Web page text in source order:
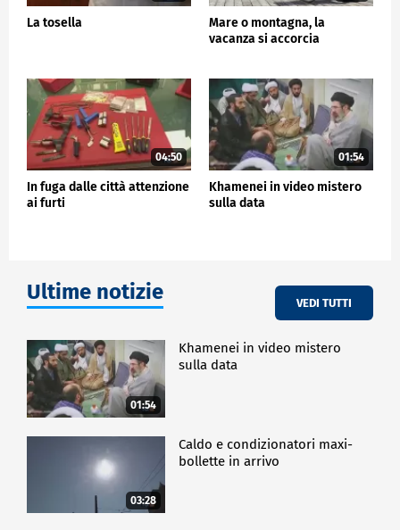
La tosella
Mare o montagna, la
vacanza si accorcia
04:50
In fuga dalle città attenzione
ai furti
01:54
Khamenei in video mistero
sulla data
Ultime notizie VEDI TUTTI
01:54
Khamenei in video mistero
sulla data
03:28
Caldo e condizionatori maxi-
bollette in arrivo